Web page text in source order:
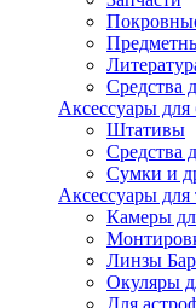
Средства
Аксессуары для
Штативы
Средства
Сумки и
Аксессуары для
Камеры
Линзы
Окуляры
Для